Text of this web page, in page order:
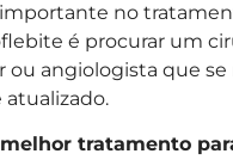
no
é procurar um
ou angiologista que
atualizado.
tratamento